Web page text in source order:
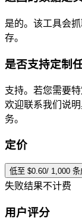
是的。该工具会
存。
是否支持定制
支持。若您需要
欢迎联系我们说
务。
定价
低至 $0.60/ 1,000
失败结果不计费
用户评分